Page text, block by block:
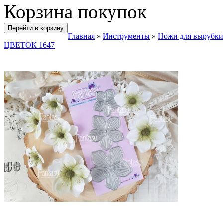
Корзина покупок
Перейти в корзину
Главная » Инструменты » Ножи для вырубки
ЦВЕТОК 1647